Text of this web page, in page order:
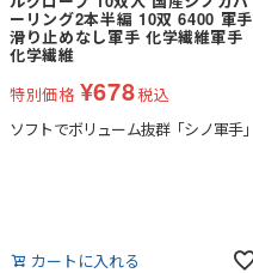
ーリング2本半編 10双 6400 軍手
滑り止めなし軍手 化学繊維軍手
化学繊維
特別価格 ¥678税込
ソフトでボリューム抜群「シノ軍手」
カートに入れる